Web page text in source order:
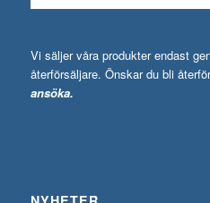
Vi säljer våra produkter endast
återförsäljare. Önskar du bli
ansöka.